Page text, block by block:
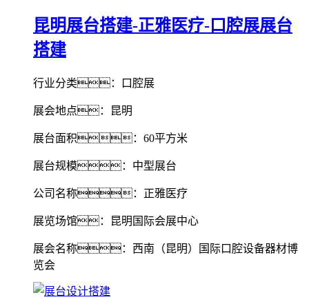
昆明展台搭建-正雅医疗-口腔展展台
搭建
行业分类：口腔展
展会地点：昆明
展台面积：60平方米
展台规模：中型展台
公司名称：正雅医疗
展览场馆：昆明国际会展中心
展会名称：西南（昆明）国际口腔设备器材博
览会